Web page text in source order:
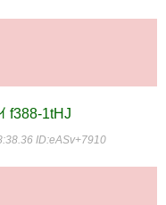
f388-1tHJ
ID:eASv+7910